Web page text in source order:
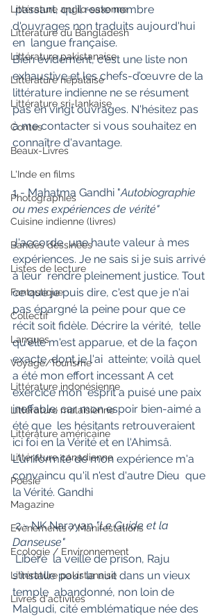
Littérature anglo-saxonne
Littérature du Bangladesh
Littérature pakistanaise
Littérature népalaise
Littérature sri-lankaise
Contes
Beaux-Livres
L'Inde en films
Photographies
Cuisine indienne (livres)
Bandes dessinées
Listes de lecture
Fantastique
Collectif
Langues
Voyage/Tourisme
Littérature indonésienne
Littérature malaisienne
Littérature américaine
Littérature canadienne
Poésie
Magazine
Evènements / Manifestations
Ecologie / Environnement
Littérature pakistanaise
Livres d'activités
passant, qu'il reste nombre
d'ouvrages non traduits aujourd'hui
en  langue française.
Bien évidement, c'est une liste non
exhaustive et les chefs-d’œuvre de la
littérature indienne ne se résument
pas en vingt ouvrages. N'hésitez pas
à me contacter si vous souhaitez en
connaître d'avantage.
1 - Mahatma Gandhi "Autobiographie
ou mes expériences de vérité"
J'accorde  une haute valeur à mes
expériences. Je ne sais si je suis arrivé
à leur  rendre pleinement justice. Tout
ce que je puis dire, c'est que je n'ai
pas épargné la peine pour que ce
récit soit fidèle. Décrire la vérité,  telle
qu'elle m'est apparue, et de la façon
exacte .dont je l'ai  atteinte; voilà quel
a été mon effort incessant A cet
exercice mon  esprit a puisé une paix
ineffable; car mon espoir bien-aimé a
été que  les hésitants retrouveraient
ici foi en la Vérité et en l'Ahimsâ.
L'uniformité de mon expérience m'a
convaincu qu'il n'est d'autre Dieu  que
la Vérité. Gandhi
2 - NK Narayan "Le Guide et la
Danseuse"
Libéré  la veille de prison, Raju
s'installe pour la nuit dans un vieux
temple  abandonné, non loin de
Malgudi, cité emblématique née des